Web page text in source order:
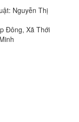
Nguyễn Thị
Đông, Xã Thới